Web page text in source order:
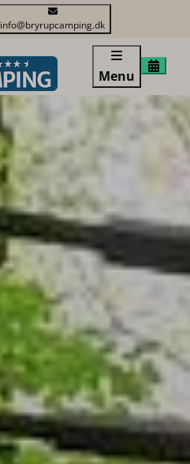
info@bryrupcamping.dk
Menu